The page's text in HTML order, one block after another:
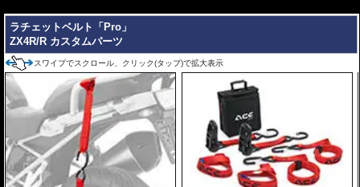
ラチェットベルト「Pro」
ZX4R/R カスタムパーツ
スワイプでスクロール、クリック(タップ)で拡大表示